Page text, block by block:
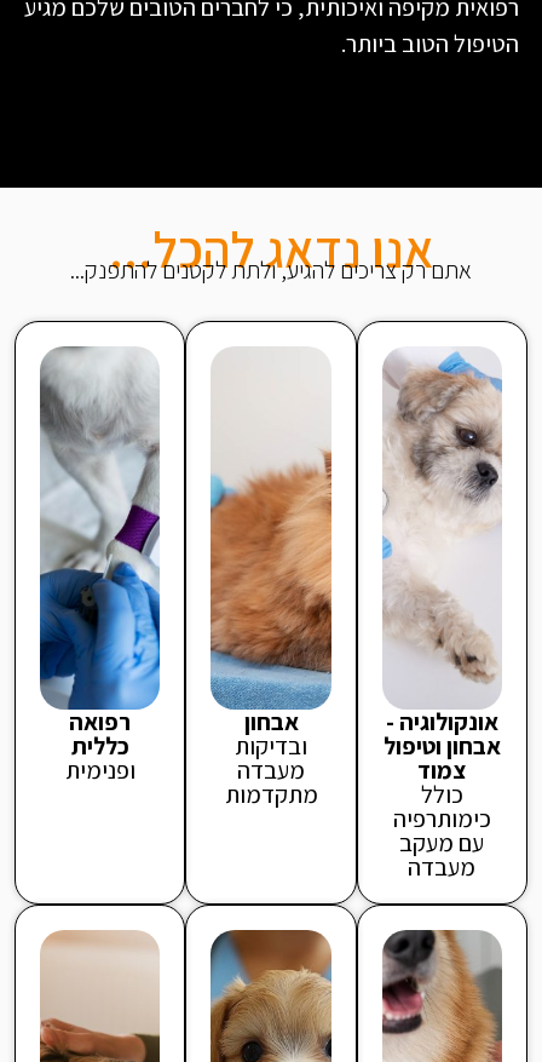
רפואית מקיפה ואיכותית, כי לחברים הטובים שלכם מגיע
הטיפול הטוב ביותר.
אנו נדאג להכל...
אתם רק צריכים להגיע, ולתת לקטנים להתפנק...
אונקולוגיה -
אבחון וטיפול
צמוד
כולל
כימותרפיה
עם מעקב
מעבדה
אבחון
ובדיקות
מעבדה
מתקדמות
רפואה
כללית
ופנימית